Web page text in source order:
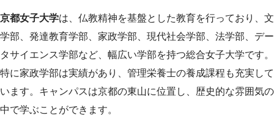
京都女子大学は、仏教精神を基盤とした教育を行っており、文
学部、発達教育学部、家政学部、現代社会学部、法学部、デー
タサイエンス学部など、幅広い学部を持つ総合女子大学です。
特に家政学部は実績があり、管理栄養士の養成課程も充実して
います。キャンパスは京都の東山に位置し、歴史的な雰囲気の
中で学ぶことができます。